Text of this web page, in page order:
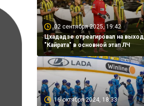
02 сентября 2025, 19:42
Цхададзе отреагировал на выход
"Кайрата" в основной этап ЛЧ
16 октября 2024, 18:33